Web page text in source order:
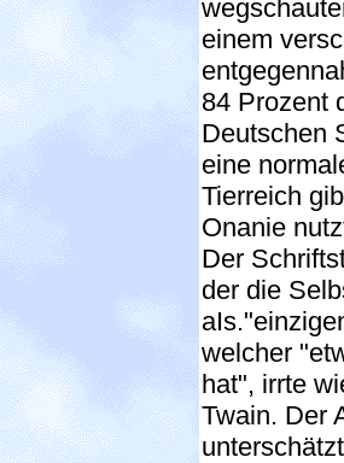
einem
84 Prozent
Deutschen
eine
Tierreich
Onanie
Der
der die
welcher
hat", irrte
Twain. Der